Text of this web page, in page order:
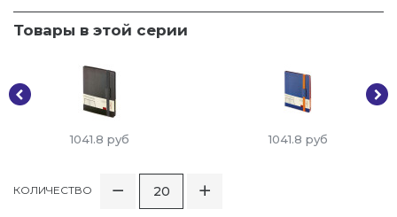
Товары в этой серии
1041.8 руб 1041.8 руб
КОЛИЧЕСТВО